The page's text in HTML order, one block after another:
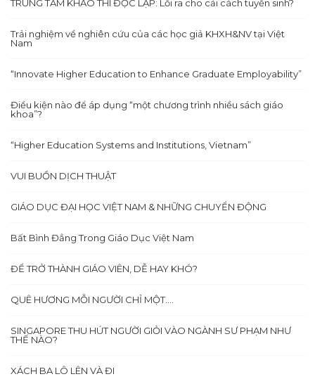
TRUNG TÂM KHẢO THÍ ĐỘC LẬP: Lối ra cho cải cách tuyển sinh?
Trải nghiệm về nghiên cứu của các học giả KHXH&NV tại Việt
Nam
“Innovate Higher Education to Enhance Graduate Employability”
Điều kiện nào để áp dụng “một chương trình nhiều sách giáo
khoa”?
“Higher Education Systems and Institutions, Vietnam”
VUI BUỒN DỊCH THUẬT
GIÁO DỤC ĐẠI HỌC VIỆT NAM & NHỮNG CHUYỂN ĐỘNG
Bất Bình Đẳng Trong Giáo Dục Việt Nam
ĐỂ TRỞ THÀNH GIÁO VIÊN, DỄ HAY KHÓ?
QUÊ HƯƠNG MỖI NGƯỜI CHỈ MỘT….
SINGAPORE THU HÚT NGƯỜI GIỎI VÀO NGÀNH SƯ PHẠM NHƯ
THẾ NÀO?
XÁCH BA LÔ LÊN VÀ ĐI